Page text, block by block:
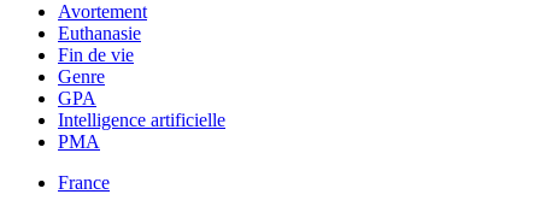
Avortement
Euthanasie
Fin de vie
Genre
GPA
Intelligence artificielle
PMA
France